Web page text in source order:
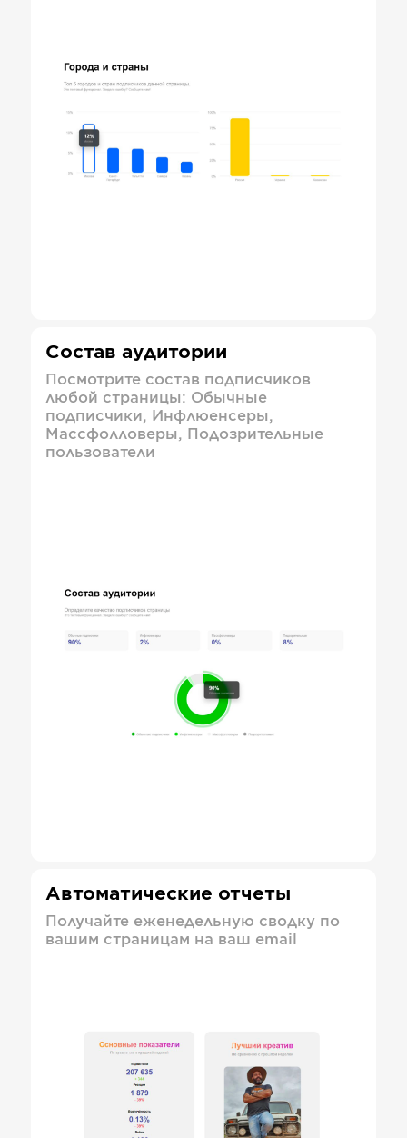
Состав аудитории
Посмотрите состав подписчиков
любой страницы: Обычные
подписчики, Инфлюенсеры,
Массфолловеры, Подозрительные
пользователи
Автоматические отчеты
Получайте еженедельную сводку по
вашим страницам на ваш email